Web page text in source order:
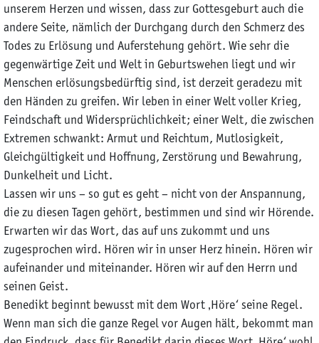
unserem Herzen und wissen, dass zur Gottesgeburt auch die
andere Seite, nämlich der Durchgang durch den Schmerz des
Todes zu Erlösung und Auferstehung gehört. Wie sehr die
gegenwärtige Zeit und Welt in Geburtswehen liegt und wir
Menschen erlösungsbedürftig sind, ist derzeit geradezu mit
den Händen zu greifen. Wir leben in einer Welt voller Krieg,
Feindschaft und Widersprüchlichkeit; einer Welt, die zwischen
Extremen schwankt: Armut und Reichtum, Mutlosigkeit,
Gleichgültigkeit und Hoffnung, Zerstörung und Bewahrung,
Dunkelheit und Licht.
Lassen wir uns – so gut es geht – nicht von der Anspannung,
die zu diesen Tagen gehört, bestimmen und sind wir Hörende.
Erwarten wir das Wort, das auf uns zukommt und uns
zugesprochen wird. Hören wir in unser Herz hinein. Hören wir
aufeinander und miteinander. Hören wir auf den Herrn und
seinen Geist.
Benedikt beginnt bewusst mit dem Wort ‚Höre‘ seine Regel.
Wenn man sich die ganze Regel vor Augen hält, bekommt man